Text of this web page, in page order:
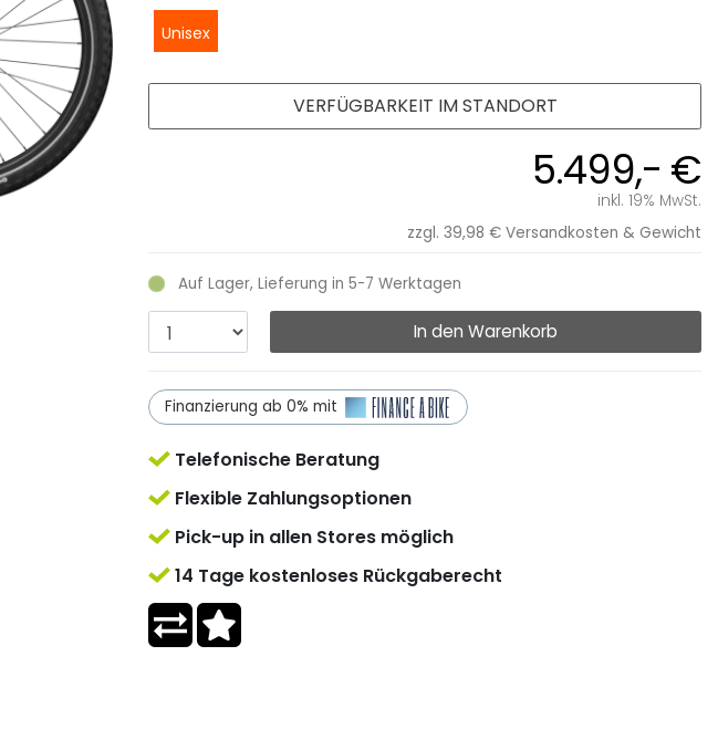
Unisex
5.499,- €
inkl. 19% MwSt.
zzgl. 39,98 € Versandkosten & Gewicht
Auf Lager, Lieferung in 5-7 Werktagen
In den Warenkorb
VERFÜGBARKEIT IM STANDORT
Finanzierung ab 0% mit
Telefonische Beratung
Flexible Zahlungsoptionen
Pick-up in allen Stores möglich
14 Tage kostenloses Rückgaberecht